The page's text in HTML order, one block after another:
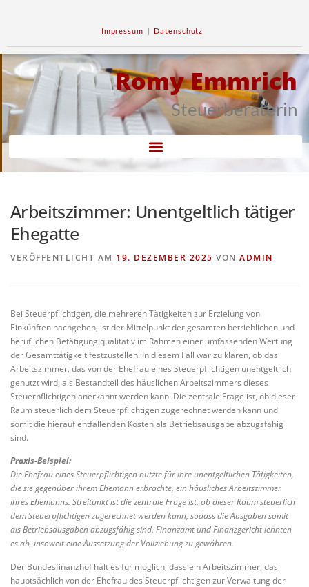
Impressum | Datenschutz
Romy Emmrich
Steuerberaterin
Arbeitszimmer: Unentgeltlich tätiger
Ehegatte
VERÖFFENTLICHT AM 19. DEZEMBER 2025 VON ADMIN
Bei Steuerpflichtigen, die mehreren Tätigkeiten zur Erzielung von
Einkünften nachgehen, ist der Mittelpunkt der gesamten betrieblichen und
beruflichen Betätigung qualitativ im Rahmen einer umfassenden Wertung
der Gesamttätigkeit festzustellen. In diesem Fall war zu klären, ob das
Arbeitszimmer, das von der Ehefrau eines Steuerpflichtigen unentgeltlich
genutzt wird, als Bestandteil des häuslichen Arbeitszimmers dieses
Steuerpflichtigen anerkannt werden kann. Die zentrale Frage ist, ob dieser
Raum steuerlich dem Steuerpflichtigen zugerechnet werden kann und
somit die hierauf entfallenden Kosten als Betriebsausgabe abzugsfähig
sind.
Praxis-Beispiel:
Die Ehefrau eines Steuerpflichtigen nutzte für ihre unentgeltlichen Tätigkeiten,
die sie gegenüber ihrem Ehemann erbrachte, ein häusliches Arbeitszimmer
ihres Ehemanns. Streitunkt ist die zentrale Frage ist, ob dieser Raum steuerlich
dem Steuerpflichtigen zugerechnet werden kann, sodass die Ausgaben somit
als Betriebsausgaben abzugsfähig sind. Finanzamt und Finanzgericht lehnten
es ab, insoweit eine Aussetzung der Vollziehung zu gewähren.
Der Bundesfinanzhof hält es für möglich, dass ein Arbeitszimmer, das
hauptsächlich von der Ehefrau des Steuerpflichtigen zur Verwaltung der